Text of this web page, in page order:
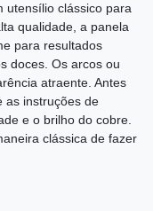
utensílio clássico para
qualidade, a panela
para resultados
doces. Os arcos ou
atraente. Antes
as instruções de
e o brilho do cobre.
clássica de fazer